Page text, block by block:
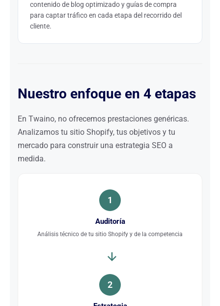
contenido de blog optimizado y guías de compra
para captar tráfico en cada etapa del recorrido del
cliente.
Nuestro enfoque en 4 etapas
En Twaino, no ofrecemos prestaciones genéricas.
Analizamos tu sitio Shopify, tus objetivos y tu
mercado para construir una estrategia SEO a
medida.
1
Auditoría
Análisis técnico de tu sitio Shopify y de la competencia
2